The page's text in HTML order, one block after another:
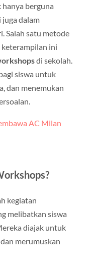
berguna
dalam
Salah satu metode
keterampilan ini
di sekolah.
siswa untuk
dan menemukan
AC Milan
kegiatan
melibatkan siswa
diajak untuk
merumuskan